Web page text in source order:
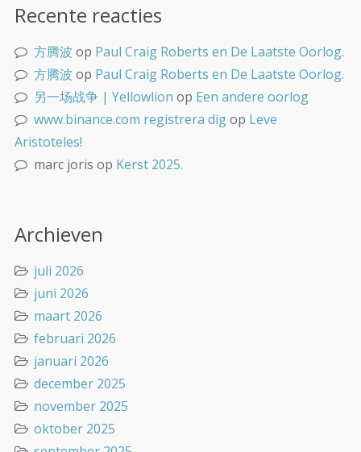
Recente reacties
方腾波 op Paul Craig Roberts en De Laatste Oorlog.
方腾波 op Paul Craig Roberts en De Laatste Oorlog.
另一场战争 | Yellowlion op Een andere oorlog
www.binance.com registrera digop Leve
Aristoteles!
marc joris op Kerst 2025.
Archieven
juli 2026
juni 2026
maart 2026
februari 2026
januari 2026
december 2025
november 2025
oktober 2025